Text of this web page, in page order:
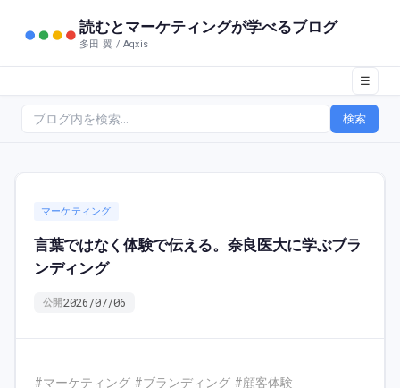
読むとマーケティングが学べるブログ
多田 翼 / Aqxis
☰
検索
マーケティング
言葉ではなく体験で伝える。奈良医大に学ぶブラ
ンディング
公開2026/07/06
#マーケティング #ブランディング #顧客体験